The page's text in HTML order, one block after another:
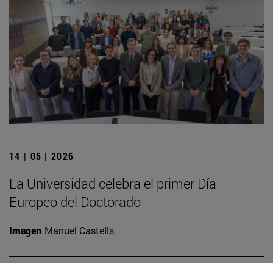
14 | 05 | 2026
La Universidad celebra el primer Día
Europeo del Doctorado
Imagen Manuel Castells